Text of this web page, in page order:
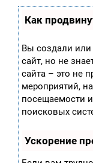
Как
Вы создали или
сайт, но не
сайта – это не
мероприятий,
посещаемости
поисковых
Ускорение
играх